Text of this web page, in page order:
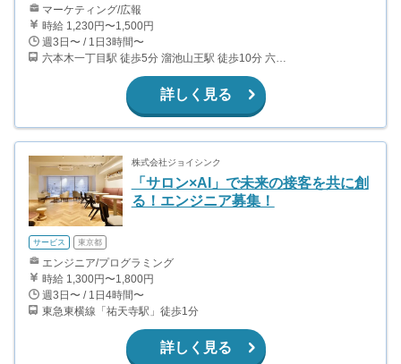
マーケティング/広報
時給 1,230円〜1,500円
週3日〜 / 1日3時間〜
六本木一丁目駅 徒歩5分 溜池山王駅 徒歩10分 六本木駅 徒歩13分 赤坂駅 徒歩12分
詳しく見る
株式会社ジョイシンク
「サロン×AI」で未来の接客を共に創
る！エンジニア募集！
サービス 東京都
エンジニア/プログラミング
時給 1,300円〜1,800円
週3日〜 / 1日4時間〜
東急東横線「祐天寺駅」徒歩1分
詳しく見る